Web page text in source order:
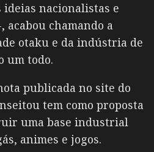
ideias nacionalistas e
chamando a
otaku e da indústria de
um todo.
publicada no site do
tem como proposta
uma base industrial
animes e jogos.